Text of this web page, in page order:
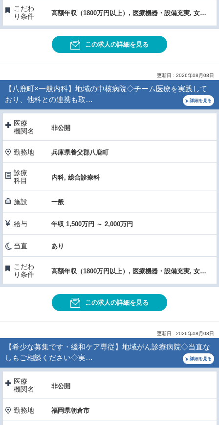
こだわ
り条件
高額年収（1800万円以上）, 医療機器・設備充実, 女性医師におすすめ, 60歳以上OK
この求人の詳細を見る
更新日 : 2026年08月08日
【八鹿町×一般内科】地域の中核病院◇チーム医療を実践して
おり、他科との連携も取…
詳細を見る
医療
機関名
非公開
勤務地 兵庫県養父郡八鹿町
診療
科目
内科, 総合診療科
施設 一般
給与 年収 1,500万円 ～ 2,000万円
当直 あり
こだわ
り条件
高額年収（1800万円以上）, 医療機器・設備充実, 女性医師におすすめ, 60歳以上OK
この求人の詳細を見る
更新日 : 2026年08月08日
【希少な募集です・緩和ケア専従】地域がん診療病院◇当直な
しもご相談ください◇実…
詳細を見る
医療
機関名
非公開
勤務地 福岡県朝倉市